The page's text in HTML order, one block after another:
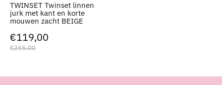
TWINSET Twinset linnen
jurk met kant en korte
mouwen zacht BEIGE
€119,00
€255,00